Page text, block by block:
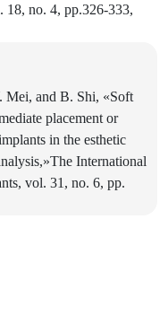
no. 4, pp.326-333,
and B. Shi, «Soft
placement or
in the esthetic
International
vol. 31, no. 6, pp.